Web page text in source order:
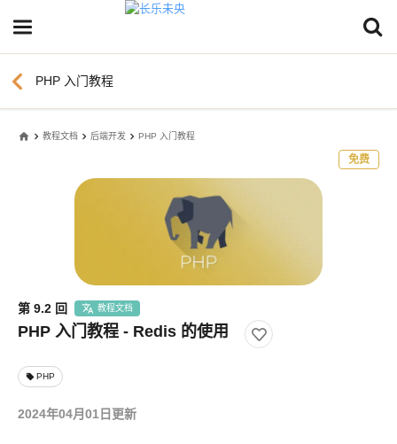
chevron_left PHP 入门教程
home 教程文档 后端开发 PHP 入门教程
免费
第 9.2 回 教程文档
PHP 入门教程 - Redis 的使用
local_offer PHP
2024年04月01日更新